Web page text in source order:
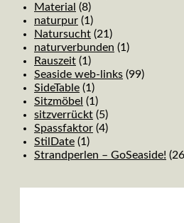
Material (8)
naturpur (1)
Natursucht (21)
naturverbunden (1)
Rauszeit (1)
Seaside web-links (99)
SideTable (1)
Sitzmöbel (1)
sitzverrückt (5)
Spassfaktor (4)
StilDate (1)
Strandperlen – GoSeaside!